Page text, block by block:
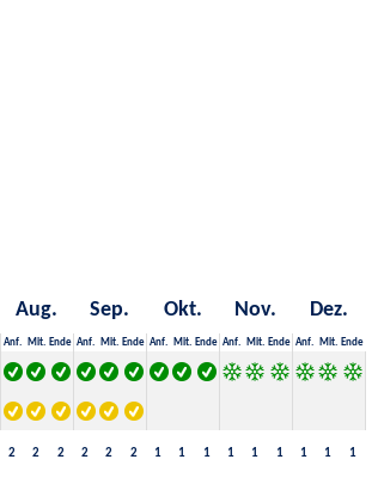
Aug. Sep. Okt. Nov. Dez.
Anf. Mit. Ende Anf. Mit. Ende Anf. Mit. Ende Anf. Mit. Ende Anf. Mit. Ende
2 2 2 2 2 2 1 1 1 1 1 1 1 1 1